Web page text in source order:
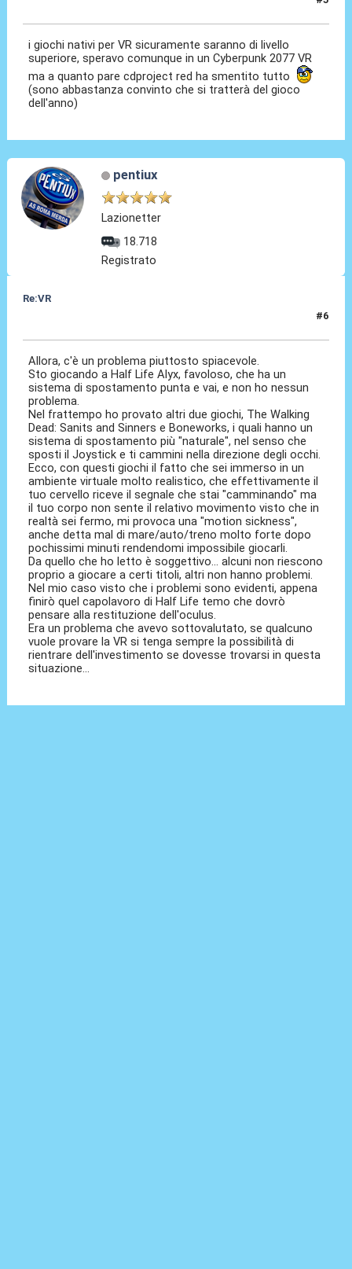
i giochi nativi per VR sicuramente saranno di livello
superiore, speravo comunque in un Cyberpunk 2077 VR
ma a quanto pare cdproject red ha smentito tutto
(sono abbastanza convinto che si tratterà del gioco
dell'anno)
pentiux
Lazionetter
18.718
Registrato
Re:VR
#6
Allora, c'è un problema piuttosto spiacevole.
Sto giocando a Half Life Alyx, favoloso, che ha un
sistema di spostamento punta e vai, e non ho nessun
problema.
Nel frattempo ho provato altri due giochi, The Walking
Dead: Sanits and Sinners e Boneworks, i quali hanno un
sistema di spostamento più "naturale", nel senso che
sposti il Joystick e ti cammini nella direzione degli occhi.
Ecco, con questi giochi il fatto che sei immerso in un
ambiente virtuale molto realistico, che effettivamente il
tuo cervello riceve il segnale che stai "camminando" ma
il tuo corpo non sente il relativo movimento visto che in
realtà sei fermo, mi provoca una "motion sickness",
anche detta mal di mare/auto/treno molto forte dopo
pochissimi minuti rendendomi impossibile giocarli.
Da quello che ho letto è soggettivo... alcuni non riescono
proprio a giocare a certi titoli, altri non hanno problemi.
Nel mio caso visto che i problemi sono evidenti, appena
finirò quel capolavoro di Half Life temo che dovrò
pensare alla restituzione dell'oculus.
Era un problema che avevo sottovalutato, se qualcuno
vuole provare la VR si tenga sempre la possibilità di
rientrare dell'investimento se dovesse trovarsi in questa
situazione...